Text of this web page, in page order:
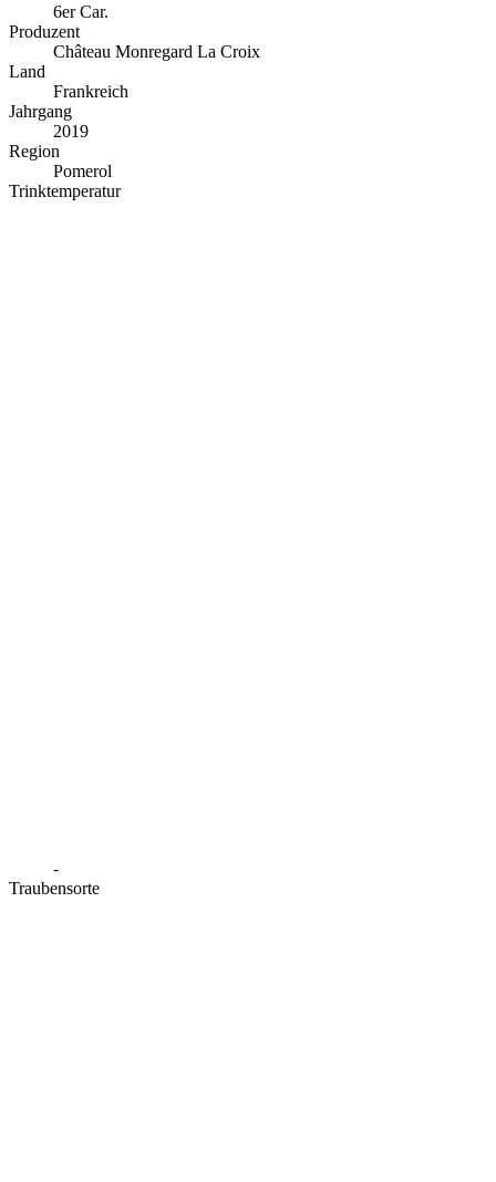
6er Car.
Produzent
Château Monregard La Croix
Land
Frankreich
Jahrgang
2019
Region
Pomerol
Trinktemperatur
-
Traubensorte